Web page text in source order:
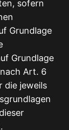
sofern
Grundlage
Grundlage
Art. 6
die jeweils